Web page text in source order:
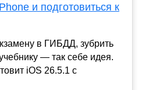
и подготовиться к
в ГИБДД, зубрить
— так себе идея.
iOS 26.5.1 с